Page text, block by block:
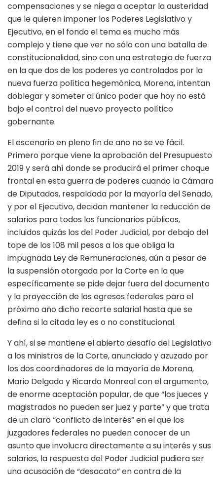
compensaciones y se niega a aceptar la austeridad
que le quieren imponer los Poderes Legislativo y
Ejecutivo, en el fondo el tema es mucho más
complejo y tiene que ver no sólo con una batalla de
constitucionalidad, sino con una estrategia de fuerza
en la que dos de los poderes ya controlados por la
nueva fuerza política hegemónica, Morena, intentan
doblegar y someter al único poder que hoy no está
bajo el control del nuevo proyecto político
gobernante.
El escenario en pleno fin de año no se ve fácil.
Primero porque viene la aprobación del Presupuesto
2019 y será ahí donde se producirá el primer choque
frontal en esta guerra de poderes cuando la Cámara
de Diputados, respaldada por la mayoría del Senado,
y por el Ejecutivo, decidan mantener la reducción de
salarios para todos los funcionarios públicos,
incluidos quizás los del Poder Judicial, por debajo del
tope de los 108 mil pesos a los que obliga la
impugnada Ley de Remuneraciones, aún a pesar de
la suspensión otorgada por la Corte en la que
específicamente se pide dejar fuera del documento
y la proyección de los egresos federales para el
próximo año dicho recorte salarial hasta que se
defina si la citada ley es o no constitucional.
Y ahí, si se mantiene el abierto desafío del Legislativo
a los ministros de la Corte, anunciado y azuzado por
los dos coordinadores de la mayoría de Morena,
Mario Delgado y Ricardo Monreal con el argumento,
de enorme aceptación popular, de que “los jueces y
magistrados no pueden ser juez y parte” y que trata
de un claro “conflicto de interés” en el que los
juzgadores federales no pueden conocer de un
asunto que involucra directamente a su interés y sus
salarios, la respuesta del Poder Judicial pudiera ser
una acusación de “desacato” en contra de la